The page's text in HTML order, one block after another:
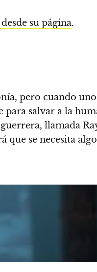
su página.
pero cuando
salvar a la
llamada
que se necesita